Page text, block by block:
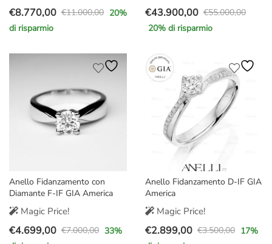
€11.000,00
Il
prezzo
€8.770,00
Il
prezzo
20%
di risparmio
€55.000,00
Il
prezzo
era:
€55.000,00.
€43.900,00
Il
prezzo
è:
€43.900,00.
20% di risparmio
Anello Fidanzamento con
Diamante F-IF GIA America
Magic Price!
€7.000,00
Il
€4.699,00
Il
33%
Anello Fidanzamento D-IF GIA
America
Magic Price!
€3.500,00
Il
€2.899,00
Il
17%